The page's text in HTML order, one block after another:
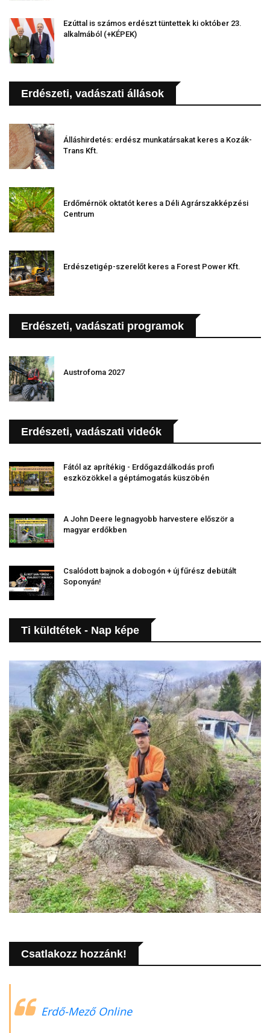
Ezúttal is számos erdészt tüntettek ki október 23.
alkalmából (+KÉPEK)
Erdészeti, vadászati állások
Álláshirdetés: erdész munkatársakat keres a Kozák-
Trans Kft.
Erdőmérnök oktatót keres a Déli Agrárszakképzési
Centrum
Erdészetigép-szerelőt keres a Forest Power Kft.
Erdészeti, vadászati programok
Austrofoma 2027
Erdészeti, vadászati videók
Fától az aprítékig - Erdőgazdálkodás profi
eszközökkel a géptámogatás küszöbén
A John Deere legnagyobb harvestere először a
magyar erdőkben
Csalódott bajnok a dobogón + új fűrész debütált
Soponyán!
Ti küldtétek - Nap képe
Csatlakozz hozzánk!
Erdő-Mező Online